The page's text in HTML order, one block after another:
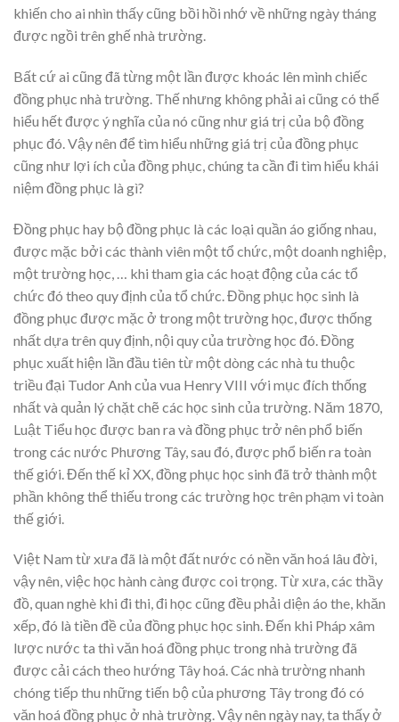
khiến cho ai nhìn thấy cũng bồi hồi nhớ về những ngày tháng
được ngồi trên ghế nhà trường.
Bất cứ ai cũng đã từng một lần được khoác lên mình chiếc
đồng phục nhà trường. Thế nhưng không phải ai cũng có thể
hiểu hết được ý nghĩa của nó cũng như giá trị của bộ đồng
phục đó. Vậy nên để tìm hiểu những giá trị của đồng phục
cũng như lợi ích của đồng phục, chúng ta cần đi tìm hiểu khái
niệm đồng phục là gì?
Đồng phục hay bộ đồng phục là các loại quần áo giống nhau,
được mặc bởi các thành viên một tổ chức, một doanh nghiệp,
một trường học, … khi tham gia các hoạt động của các tổ
chức đó theo quy định của tổ chức. Đồng phục học sinh là
đồng phục được mặc ở trong một trường học, được thống
nhất dựa trên quy định, nội quy của trường học đó. Đồng
phục xuất hiện lần đầu tiên từ một dòng các nhà tu thuộc
triều đại Tudor Anh của vua Henry VIII với mục đích thống
nhất và quản lý chặt chẽ các học sinh của trường. Năm 1870,
Luật Tiểu học được ban ra và đồng phục trở nên phổ biến
trong các nước Phương Tây, sau đó, được phổ biến ra toàn
thế giới. Đến thế kỉ XX, đồng phục học sinh đã trở thành một
phần không thể thiếu trong các trường học trên phạm vi toàn
thế giới.
Việt Nam từ xưa đã là một đất nước có nền văn hoá lâu đời,
vậy nên, việc học hành càng được coi trọng. Từ xưa, các thầy
đồ, quan nghè khi đi thi, đi học cũng đều phải diện áo the, khăn
xếp, đó là tiền đề của đồng phục học sinh. Đến khi Pháp xâm
lược nước ta thì văn hoá đồng phục trong nhà trường đã
được cải cách theo hướng Tây hoá. Các nhà trường nhanh
chóng tiếp thu những tiến bộ của phương Tây trong đó có
văn hoá đồng phục ở nhà trường. Vậy nên ngày nay, ta thấy ở